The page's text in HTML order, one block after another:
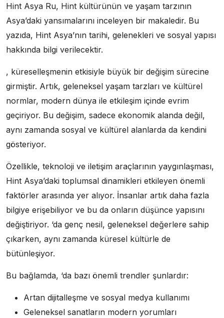
Hint Asya Ru, Hint kültürünün ve yaşam tarzının
Asya’daki yansımalarını inceleyen bir makaledir. Bu
yazıda, Hint Asya’nın tarihi, gelenekleri ve sosyal yapısı
hakkında bilgi verilecektir.
, küreselleşmenin etkisiyle büyük bir değişim sürecine
girmiştir. Artık, geleneksel yaşam tarzları ve kültürel
normlar, modern dünya ile etkileşim içinde evrim
geçiriyor. Bu değişim, sadece ekonomik alanda değil,
aynı zamanda sosyal ve kültürel alanlarda da kendini
gösteriyor.
Özellikle, teknoloji ve iletişim araçlarının yaygınlaşması,
Hint Asya’daki toplumsal dinamikleri etkileyen önemli
faktörler arasında yer alıyor. İnsanlar artık daha fazla
bilgiye erişebiliyor ve bu da onların düşünce yapısını
değiştiriyor. ‘da genç nesil, geleneksel değerlere sahip
çıkarken, aynı zamanda küresel kültürle de
bütünleşiyor.
Bu bağlamda, ‘da bazı önemli trendler şunlardır:
Artan dijitalleşme ve sosyal medya kullanımı
Geleneksel sanatların modern yorumları